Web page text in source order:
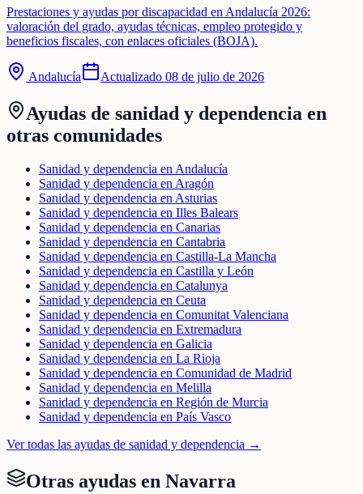
Prestaciones y ayudas por discapacidad en Andalucía 2026:
valoración del grado, ayudas técnicas, empleo protegido y
beneficios fiscales, con enlaces oficiales (BOJA).
Andalucía Actualizado 08 de julio de 2026
Ayudas de sanidad y dependencia en
otras comunidades
Sanidad y dependencia en Andalucía
Sanidad y dependencia en Aragón
Sanidad y dependencia en Asturias
Sanidad y dependencia en Illes Balears
Sanidad y dependencia en Canarias
Sanidad y dependencia en Cantabria
Sanidad y dependencia en Castilla-La Mancha
Sanidad y dependencia en Castilla y León
Sanidad y dependencia en Catalunya
Sanidad y dependencia en Ceuta
Sanidad y dependencia en Comunitat Valenciana
Sanidad y dependencia en Extremadura
Sanidad y dependencia en Galicia
Sanidad y dependencia en La Rioja
Sanidad y dependencia en Comunidad de Madrid
Sanidad y dependencia en Melilla
Sanidad y dependencia en Región de Murcia
Sanidad y dependencia en País Vasco
Ver todas las ayudas de sanidad y dependencia →
Otras ayudas en Navarra